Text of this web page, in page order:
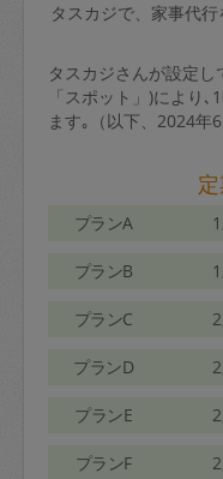
タスカジで、家事代
タスカジさんが設定
「スポット」)により
ます｡（以下、2024年
プランA
プランB
プランC
プランD
プランE
プランF